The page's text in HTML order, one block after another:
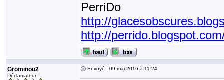
PerriDo
http://
http://
Grominou2
Déclamateur
Envoyé : 09 mai 2016 à 11:24